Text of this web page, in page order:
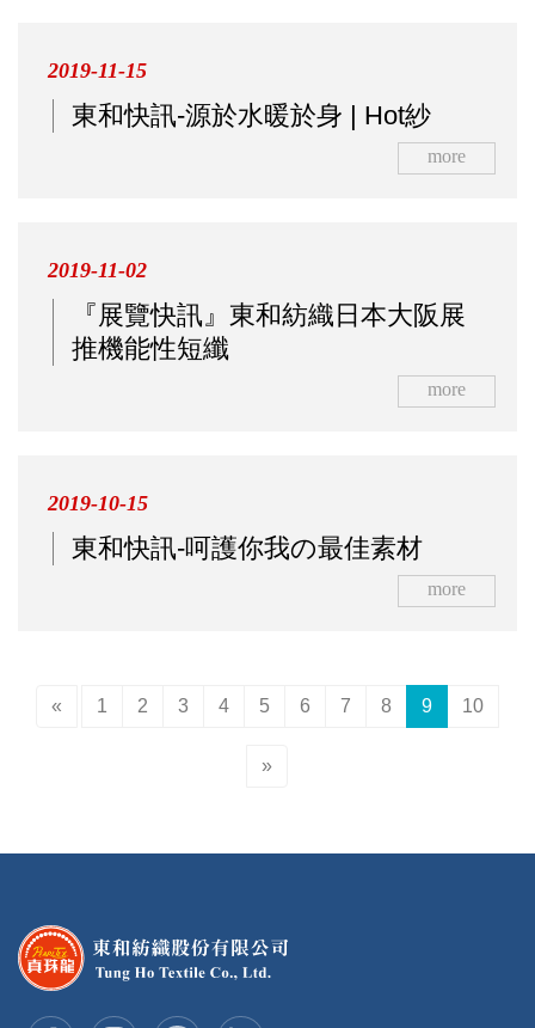
2019-11-15
東和快訊-源於水暖於身 | Hot紗
more
2019-11-02
『展覽快訊』東和紡織日本大阪展
推機能性短纖
more
2019-10-15
東和快訊-呵護你我の最佳素材
more
« 1 2 3 4 5 6 7 8 9 10
»